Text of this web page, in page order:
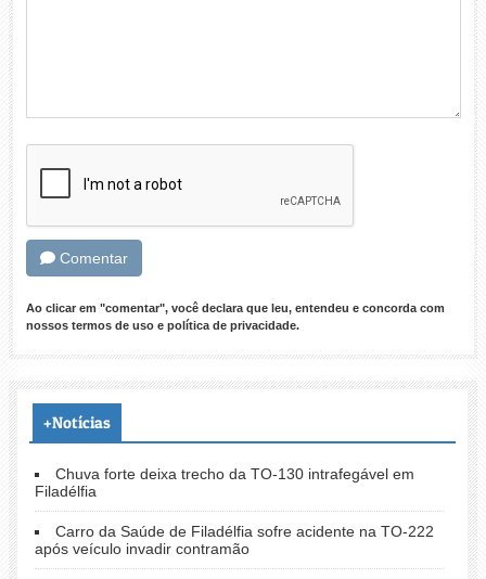
Comentar
Ao clicar em "comentar", você declara que leu, entendeu e concorda com
nossos termos de usoe política de privacidade.
+Notícias
Chuva forte deixa trecho da TO-130 intrafegável em
Filadélfia
Carro da Saúde de Filadélfia sofre acidente na TO-222
após veículo invadir contramão